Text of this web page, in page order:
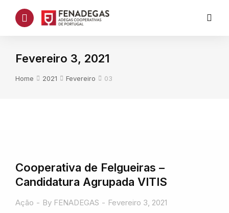
Fevereiro 3, 2021
You are here:
Home 2021 Fevereiro 03
Cooperativa de Felgueiras –
Candidatura Agrupada VITIS
Ação By FENADEGAS Fevereiro 3, 2021